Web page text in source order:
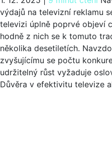
výdajů na televizní reklamu
televizi úplně poprvé objeví
hodně z nich se k tomuto
několika desetiletích.
zvyšujícímu se počtu
udržitelný růst vyžaduje
Důvěra v efektivitu televize